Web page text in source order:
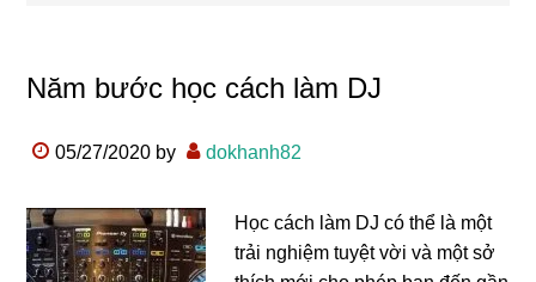
Năm bước học cách làm DJ
05/27/2020 by dokhanh82
Học cách làm DJ có thể là một
trải nghiệm tuyệt vời và một sở